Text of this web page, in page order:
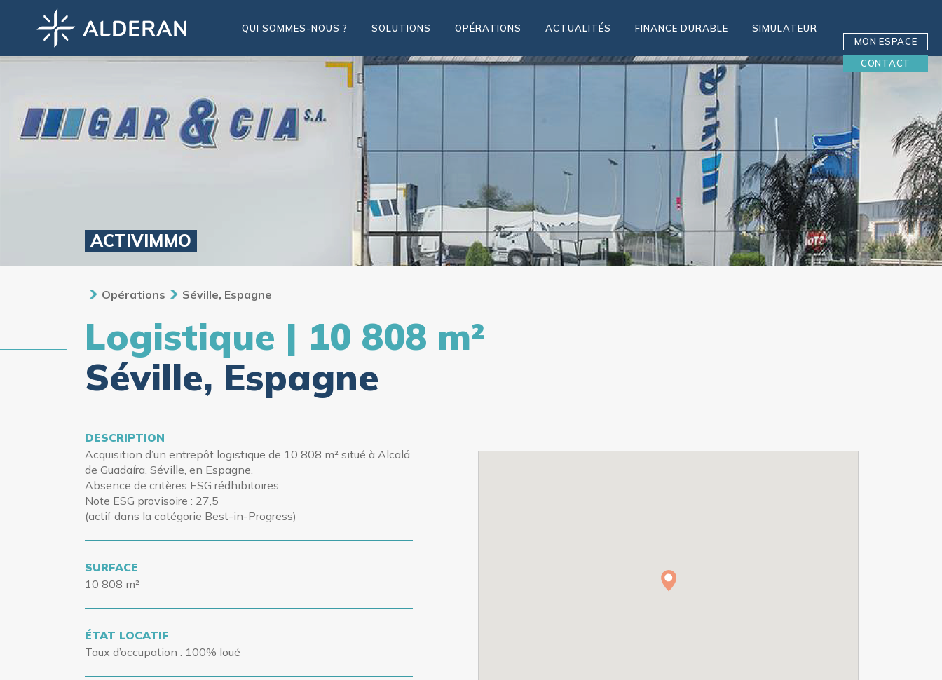
MON ESPACE
CONTACT
QUI SOMMES-NOUS ? SOLUTIONS OPÉRATIONS ACTUALITÉS FINANCE DURABLE SIMULATEUR
ACTIVIMMO
Opérations Séville, Espagne
Logistique | 10 808 m²
Séville, Espagne
DESCRIPTION
Acquisition d’un entrepôt logistique de 10 808 m² situé à Alcalá
de Guadaíra, Séville, en Espagne.
Absence de critères ESG rédhibitoires.
Note ESG provisoire : 27,5
(actif dans la catégorie Best-in-Progress)
SURFACE
10 808 m²
ÉTAT LOCATIF
Taux d’occupation : 100% loué